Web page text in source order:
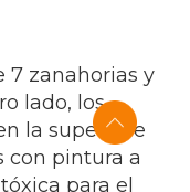
7 zanahorias y
lado, los
la superficie
con pintura a
para el